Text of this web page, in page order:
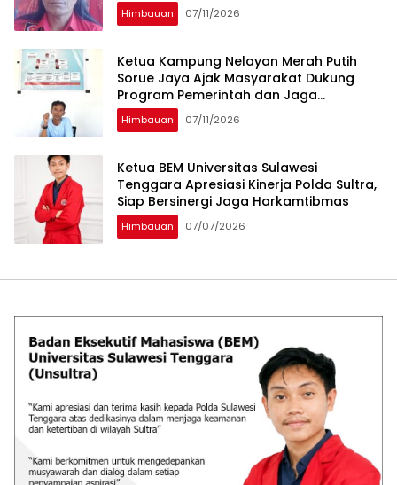
Himbauan 07/11/2026
Ketua Kampung Nelayan Merah Putih
Sorue Jaya Ajak Masyarakat Dukung
Program Pemerintah dan Jaga
Kelestarian Laut
Himbauan 07/11/2026
Ketua BEM Universitas Sulawesi
Tenggara Apresiasi Kinerja Polda Sultra,
Siap Bersinergi Jaga Harkamtibmas
Himbauan 07/07/2026